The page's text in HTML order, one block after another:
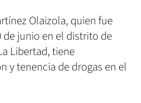
Olaizola, quien fue
junio en el distrito de
Libertad, tiene
y tenencia de drogas en el